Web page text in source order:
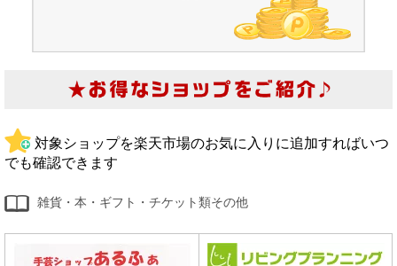
対象ショップを楽天市場のお気に入りに追加すればいつ
でも確認できます
雑貨・本・ギフト・チケット類その他